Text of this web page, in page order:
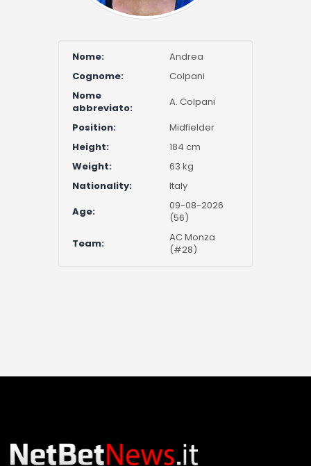
Nome:
Andrea
Cognome:
Colpani
Nome
abbreviato:
A. Colpani
Position:
Midfielder
Height:
184 cm
Weight:
63 kg
Nationality:
Italy
Age:
09-08-2026
(56)
Team:
AC Monza
(#28)